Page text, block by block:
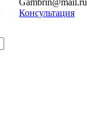
Gambrin@mail.ru
Консультация